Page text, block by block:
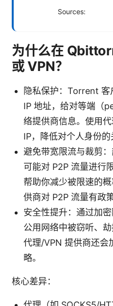
Sources:
为什么在
或 VPN？
隐私保护：Torrent 客
IP 地址，给对等端（
络提供商信息。使用
IP，降低对个人身份的
避免带宽限流与裁剪
可能对 P2P 流量进行
帮助你减少被限速的
供商对 P2P 流量有政
安全性提升：通过加
公用网络中被窃听、
代理/VPN 提供商还会
略。
核心差异：